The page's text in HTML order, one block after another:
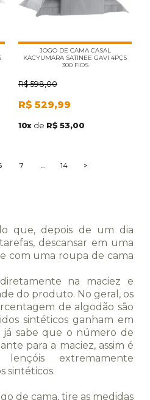
JOGO DE CAMA CASAL
KACYUMARA SATINEE GAVI 4PÇS
300 FIOS
R$ 598,00
R$ 529,99
10x de R$ 53,00
7 ... 14 >
que, depois de um dia
descansar em uma
com uma roupa de cama
na maciez e
do produto. No geral, os
de algodão são
sintéticos ganham em
já sabe que o número de
para a maciez, assim é
extremamente
sintéticos.
de cama, tire as medidas